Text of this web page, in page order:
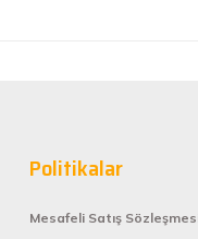
tüm ürünler, güvenilir ve
elde edebilirsiniz.
Politikalar
Mesafeli Satış